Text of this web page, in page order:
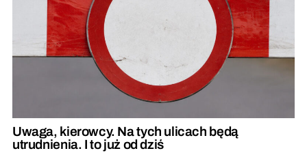
Uwaga, kierowcy. Na tych ulicach będą
utrudnienia. I to już od dziś